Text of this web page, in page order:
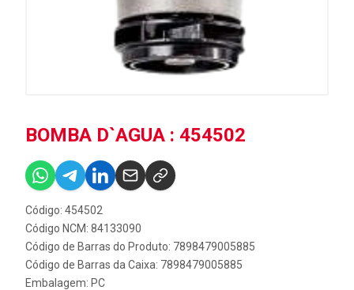
BOMBA D`AGUA : 454502
Código: 454502
Código NCM: 84133090
Código de Barras do Produto: 7898479005885
Código de Barras da Caixa: 7898479005885
Embalagem: PC